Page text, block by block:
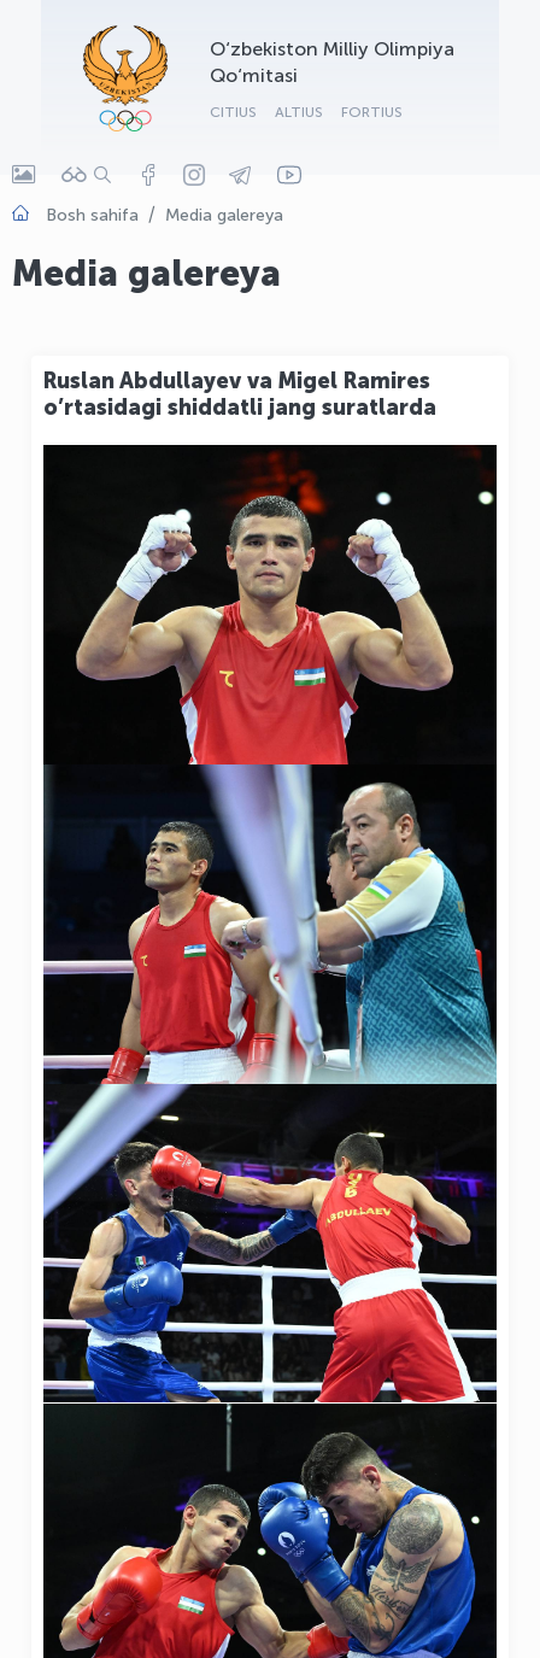
O‘zbekiston Milliy Olimpiya
Qo‘mitasi
CITIUS ALTIUS FORTIUS
Bosh sahifa Media galereya
Media galereya
Ruslan Abdullayev va Migel Ramires
o’rtasidagi shiddatli jang suratlarda
OLYMPCHIK AI - yordamchi
Onlayn · olympic.uz